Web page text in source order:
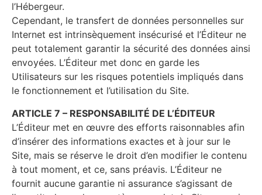
l’Hébergeur.
Cependant, le transfert de données personnelles sur
Internet est intrinsèquement insécurisé et l’Éditeur ne
peut totalement garantir la sécurité des données ainsi
envoyées. L’Éditeur met donc en garde les
Utilisateurs sur les risques potentiels impliqués dans
le fonctionnement et l’utilisation du Site.
ARTICLE 7 – RESPONSABILITÉ DE L’ÉDITEUR
L’Éditeur met en œuvre des efforts raisonnables afin
d’insérer des informations exactes et à jour sur le
Site, mais se réserve le droit d’en modifier le contenu
à tout moment, et ce, sans préavis. L’Éditeur ne
fournit aucune garantie ni assurance s’agissant de